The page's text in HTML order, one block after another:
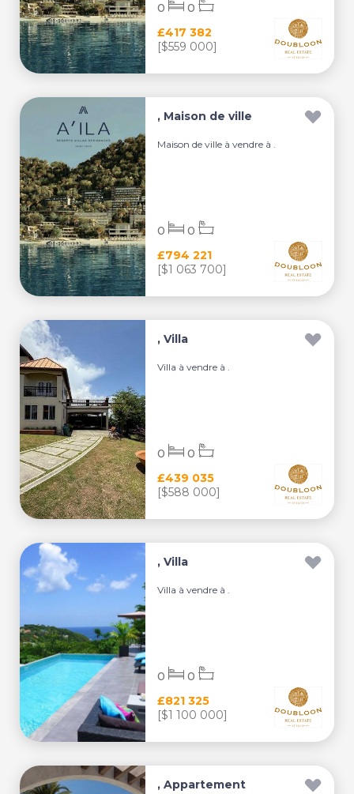
£417 382
[$559 000]
0 0
, Maison de ville
Maison de ville à vendre à .
£794 221
[$1 063 700]
0 0
, Villa
Villa à vendre à .
£439 035
[$588 000]
0 0
, Villa
Villa à vendre à .
£821 325
[$1 100 000]
0 0
, Appartement